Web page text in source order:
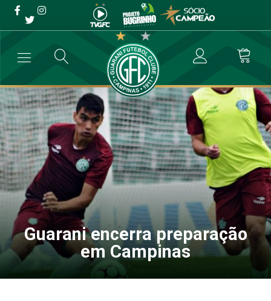
Guarani encerra preparação
em Campinas
→ Futebol Profissional → Guarani encerra preparação em Campinas
Guarani encerra preparação
em Campinas